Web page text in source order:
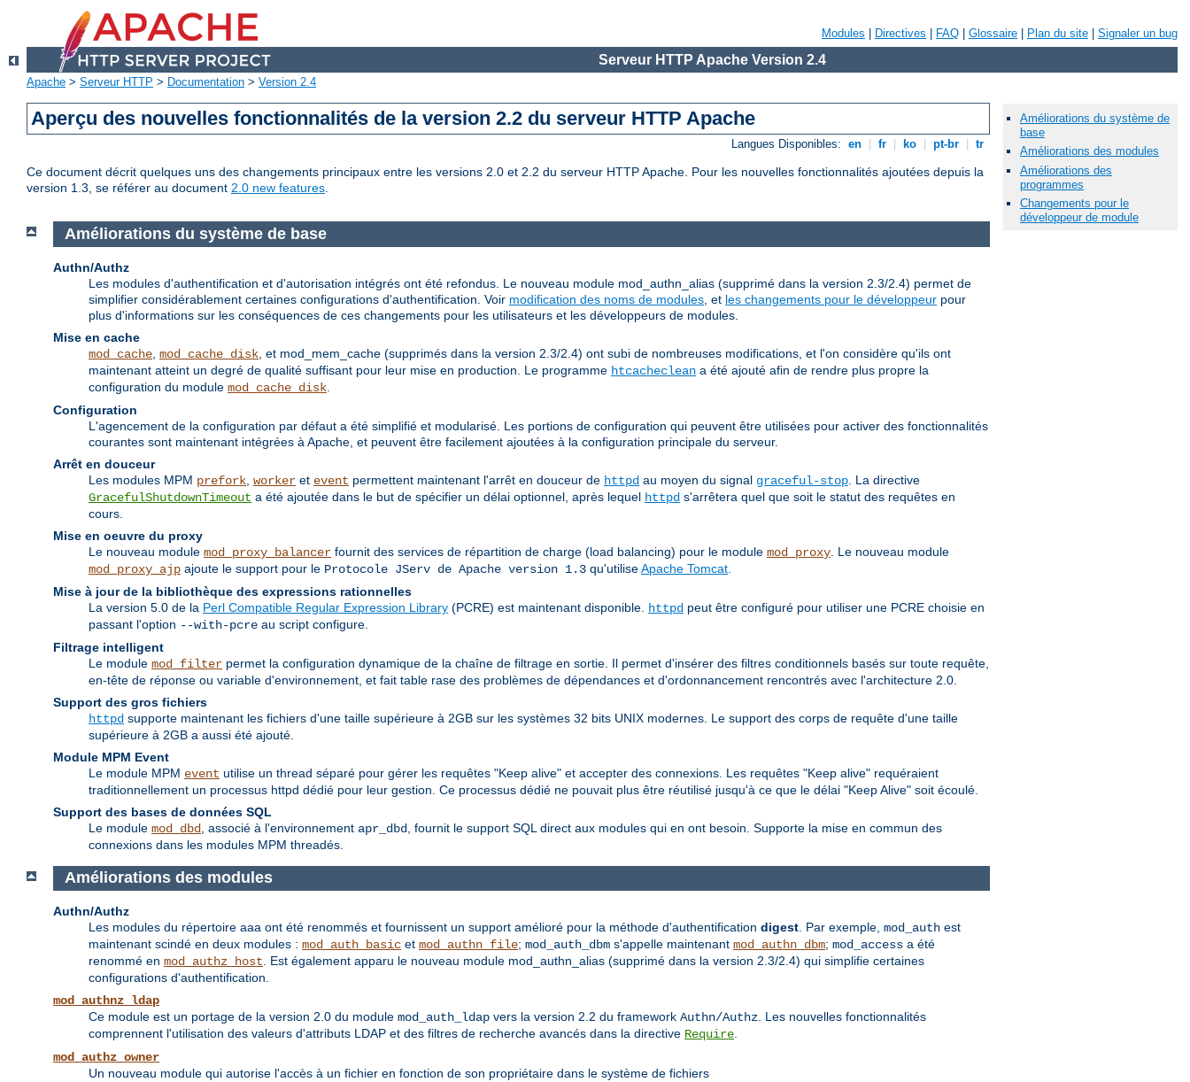
Modules Directives FAQ Glossaire Plan du site Signaler un bug
Serveur HTTP Apache Version 2.4
Apache > Serveur HTTP > Documentation > Version 2.4
Aperçu des nouvelles fonctionnalités de la version 2.2 du serveur HTTP Apache
Langues Disponibles: en fr ko pt-br tr
Ce document décrit quelques uns des changements principaux entre les versions 2.0 et 2.2 du serveur HTTP Apache. Pour les nouvelles fonctionnalités ajoutées depuis la
version 1.3, se référer au document 2.0 new features.
Améliorations du système de base
Authn/Authz
Les modules d'authentification et d'autorisation intégrés ont été refondus. Le nouveau module mod_authn_alias (supprimé dans la version 2.3/2.4) permet de
simplifier considérablement certaines configurations d'authentification. Voir modification des noms de modules , et les changements pour le développeur pour
plus d'informations sur les conséquences de ces changements pour les utilisateurs et les développeurs de modules.
Mise en cache
mod_cache mod_cache_disk , et mod_mem_cache (supprimés dans la version 2.3/2.4) ont subi de nombreuses modifications, et l'on considère qu'ils ont
maintenant atteint un degré de qualité suffisant pour leur mise en production. Le programme htcacheclean a été ajouté afin de rendre plus propre la
configuration du module mod_cache_disk
Configuration
L'agencement de la configuration par défaut a été simplifié et modularisé. Les portions de configuration qui peuvent être utilisées pour activer des fonctionnalités
courantes sont maintenant intégrées à Apache, et peuvent être facilement ajoutées à la configuration principale du serveur.
Arrêt en douceur
Les modules MPM prefork worker et event permettent maintenant l'arrêt en douceur de httpd au moyen du signal graceful-stop . La directive
GracefulShutdownTimeout a été ajoutée dans le but de spécifier un délai optionnel, après lequel httpd s'arrêtera quel que soit le statut des requêtes en
cours.
Mise en oeuvre du proxy
Le nouveau module mod_proxy_balancer fournit des services de répartition de charge (load balancing) pour le module mod_proxy . Le nouveau module
mod_proxy_ajp ajoute le support pour le Protocole JServ de Apache version 1.3 qu'utiliseApache Tomcat
Mise à jour de la bibliothèque des expressions rationnelles
La version 5.0 de la Perl Compatible Regular Expression Library (PCRE) est maintenant disponible. httpd peut être configuré pour utiliser une PCRE choisie en
passant l'option --with-pcre au script configure.
Filtrage intelligent
Le module mod_filter permet la configuration dynamique de la chaîne de filtrage en sortie. Il permet d'insérer des filtres conditionnels basés sur toute requête,
en-tête de réponse ou variable d'environnement, et fait table rase des problèmes de dépendances et d'ordonnancement rencontrés avec l'architecture 2.0.
Support des gros fichiers
httpd supporte maintenant les fichiers d'une taille supérieure à 2GB sur les systèmes 32 bits UNIX modernes. Le support des corps de requête d'une taille
supérieure à 2GB a aussi été ajouté.
Module MPM Event
Le module MPM event utilise un thread séparé pour gérer les requêtes "Keep alive" et accepter des connexions. Les requêtes "Keep alive" requéraient
traditionnellement un processus httpd dédié pour leur gestion. Ce processus dédié ne pouvait plus être réutilisé jusqu'à ce que le délai "Keep Alive" soit écoulé.
Support des bases de données SQL
Le module mod_dbd , associé à l'environnement apr_dbd
, fournit le support SQL direct aux modules qui en ont besoin. Supporte la mise en commun des
connexions dans les modules MPM threadés.
Améliorations des modules
Authn/Authz
Les modules du répertoire aaa ont été renommés et fournissent un support amélioré pour la méthode d'authentification digest . Par exemple, mod_auth est
maintenant scindé en deux modules : mod_auth_basic et mod_authn_file; mod_auth_dbm s'appelle maintenant mod_authn_dbm; mod_access a été
renommé en mod_authz_host . Est également apparu le nouveau module mod_authn_alias (supprimé dans la version 2.3/2.4) qui simplifie certaines
configurations d'authentification.
mod_authnz_ldap
Ce module est un portage de la version 2.0 du module mod_auth_ldap vers la version 2.2 du framework Authn/Authz . Les nouvelles fonctionnalités
comprennent l'utilisation des valeurs d'attributs LDAP et des filtres de recherche avancés dans la directive Require
mod_authz_owner
Un nouveau module qui autorise l'accès à un fichier en fonction de son propriétaire dans le système de fichiers
Améliorations du système de
base
Améliorations des modules
Améliorations des
programmes
Changements pour le
développeur de module